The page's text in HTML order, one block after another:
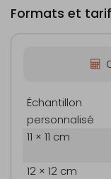
Formats et
Échantillon
personnalisé
11 × 11 cm
12 × 12 cm